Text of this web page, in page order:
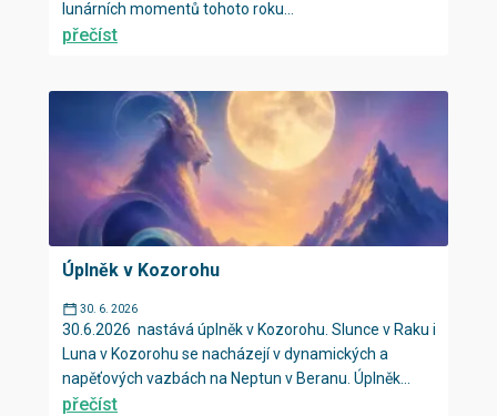
lunárních momentů tohoto roku...
přečíst
Úplněk v Kozorohu
30. 6. 2026
30.6.2026 nastává úplněk v Kozorohu. Slunce v Raku i
Luna v Kozorohu se nacházejí v dynamických a
napěťových vazbách na Neptun v Beranu. Úplněk...
přečíst